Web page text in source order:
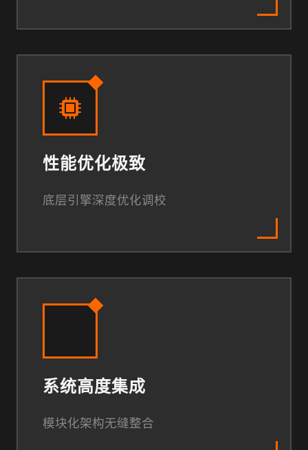
性能优化极致
底层引擎深度优化调校
系统高度集成
模块化架构无缝整合